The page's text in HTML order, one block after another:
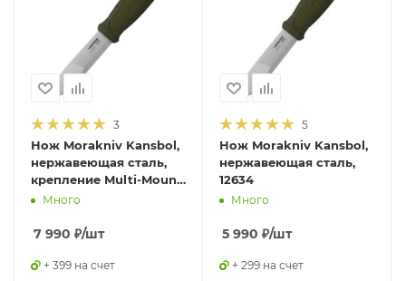
3
Нож Morakniv Kansbol,
нержавеющая сталь,
крепление Multi-Mount,
12645
Много
7 990 ₽/шт
+ 399 на счет
5
Нож Morakniv Kansbol,
нержавеющая сталь,
12634
Много
5 990 ₽/шт
+ 299 на счет